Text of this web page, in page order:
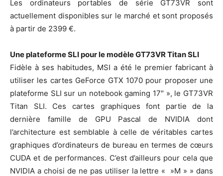
Les ordinateurs portables de série GT73VR sont
actuellement disponibles sur le marché et sont proposés
à partir de 2399 €.
Une plateforme SLI pour le modèle GT73VR Titan SLI
Fidèle à ses habitudes, MSI a été le premier fabricant à
utiliser les cartes GeForce GTX 1070 pour proposer une
plateforme SLI sur un notebook gaming 17″ », le GT73VR
Titan SLI. Ces cartes graphiques font partie de la
dernière famille de GPU Pascal de NVIDIA dont
l’architecture est semblable à celle de véritables cartes
graphiques d’ordinateurs de bureau en termes de cœurs
CUDA et de performances. C’est d’ailleurs pour cela que
NVIDIA a choisi de ne pas utiliser la lettre « »M » » dans